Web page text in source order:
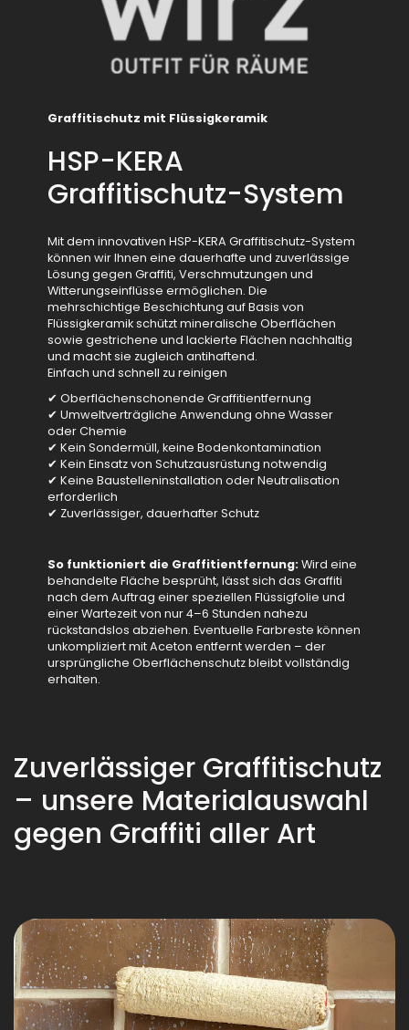
Graffitischutz mit Flüssigkeramik
HSP-KERA
Graffitischutz-System
Mit dem innovativen HSP-KERA Graffitischutz-System
können wir Ihnen eine dauerhafte und zuverlässige
Lösung gegen Graffiti, Verschmutzungen und
Witterungseinflüsse ermöglichen. Die
mehrschichtige Beschichtung auf Basis von
Flüssigkeramik schützt mineralische Oberflächen
sowie gestrichene und lackierte Flächen nachhaltig
und macht sie zugleich antihaftend.
Einfach und schnell zu reinigen
✔ Oberflächenschonende Graffitientfernung
✔ Umweltverträgliche Anwendung ohne Wasser
oder Chemie
✔ Kein Sondermüll, keine Bodenkontamination
✔ Kein Einsatz von Schutzausrüstung notwendig
✔ Keine Baustelleninstallation oder Neutralisation
erforderlich
✔ Zuverlässiger, dauerhafter Schutz
So funktioniert die Graffitientfernung: Wird eine
behandelte Fläche besprüht, lässt sich das Graffiti
nach dem Auftrag einer speziellen Flüssigfolie und
einer Wartezeit von nur 4–6 Stunden nahezu
rückstandslos abziehen. Eventuelle Farbreste können
unkompliziert mit Aceton entfernt werden – der
ursprüngliche Oberflächenschutz bleibt vollständig
erhalten.
Zuverlässiger Graffitischutz
– unsere Materialauswahl
gegen Graffiti aller Art